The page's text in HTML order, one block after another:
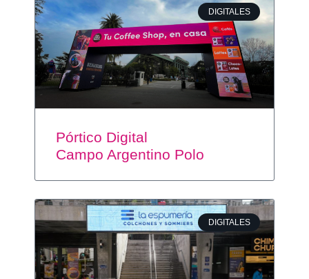
DIGITALES
Pórtico Digital
Campo Argentino Polo
DIGITALES